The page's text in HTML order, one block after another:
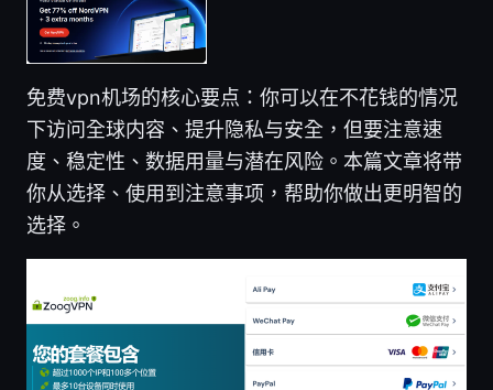
免费vpn机场的核心要点：你可以在不花钱的情况
下访问全球内容、提升隐私与安全，但要注意速
度、稳定性、数据用量与潜在风险。本篇文章将带
你从选择、使用到注意事项，帮助你做出更明智的
选择。